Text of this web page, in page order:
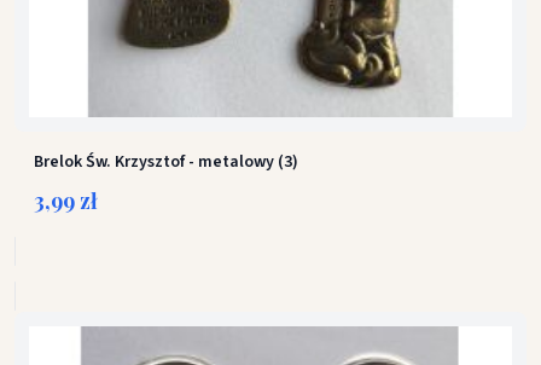
Brelok Św. Krzysztof - metalowy (3)
3,99 zł